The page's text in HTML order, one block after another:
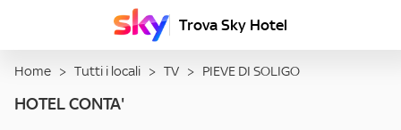
Trova Sky Hotel
Home > Tutti i locali > TV > PIEVE DI SOLIGO
HOTEL CONTA'